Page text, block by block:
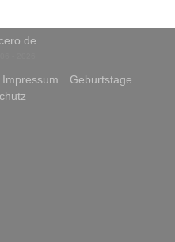
Impressum
Geburtstage